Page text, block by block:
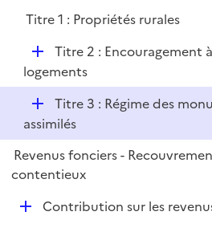
r
l
i
e
r
p
l
i
e
r
Titre 1 : Propriétés rurales
D
é
p
i
r
Titre 2 : Encouragement
logements
D
é
p
l
i
e
Titre 3 : Régime des
assimilés
Revenus fonciers -
contentieux
DContribution sur les